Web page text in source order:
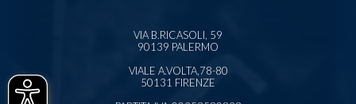
VIA B.RICASOLI, 59
90139 PALERMO
VIALE A.VOLTA,78-80
50131 FIRENZE